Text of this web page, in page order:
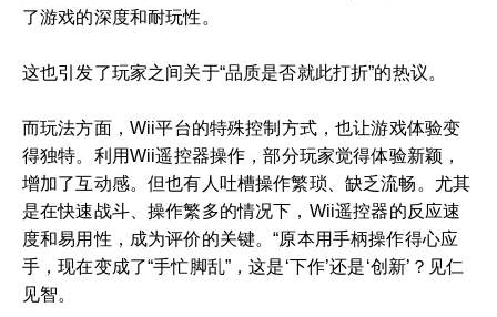
了游戏的深度和耐玩性。
这也引发了玩家之间关于“品质是否就此打折”的热议。
而玩法方面，Wii平台的特殊控制方式，也让游戏体验变
得独特。利用Wii遥控器操作，部分玩家觉得体验新颖，
增加了互动感。但也有人吐槽操作繁琐、缺乏流畅。尤其
是在快速战斗、操作繁多的情况下，Wii遥控器的反应速
度和易用性，成为评价的关键。“原本用手柄操作得心应
手，现在变成了“手忙脚乱”，这是‘下作’还是‘创新’？见仁
见智。